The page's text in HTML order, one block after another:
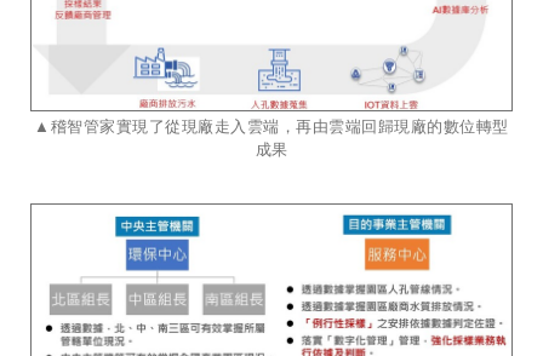
​​​​​​​▲稽智管家實現了從現廠走入雲端，再由雲端回歸現廠的數位轉型
成果